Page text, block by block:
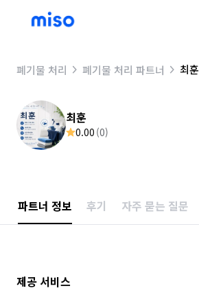
폐기물 처리 폐기물 처리 파트너 최훈
최훈
0.00 (0)
파트너 정보 후기 자주 묻는 질문
제공 서비스